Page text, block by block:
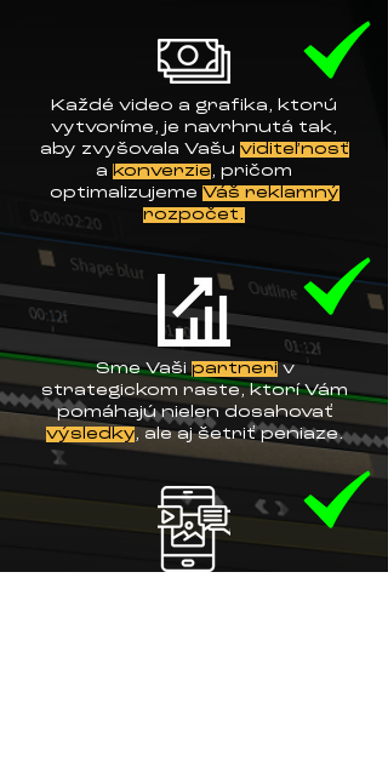
Každé video a grafika, ktorú
vytvoríme, je navrhnutá tak,
aby zvyšovala Vašu viditeľnosť
a konverzie, pričom
optimalizujeme Váš reklamný
rozpočet.
Sme Vaši partneri v
strategickom raste, ktorí Vám
pomáhajú nielen dosahovať
výsledky, ale aj šetriť peniaze.